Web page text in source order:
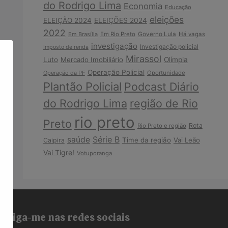
do Rodrigo Lima Economia Educação
ELEIÇÃO 2024 ELEIÇÕES 2024 eleições
2022 Em Brasília Em Rio Preto Governo Lula Há vagas
Imposto de renda investigação Investigação policial
Luto Mercado Imobiliário Mirassol Olímpia
Operação da PF Operação Policial Oportunidade
Plantão Policial Podcast Diário
do Rodrigo Lima região de Rio
Preto rio preto Rio Preto e região Rota
Caipira saúde Série B Time da região Vai Leão
Vai Tigre! Votuporanga
Siga-me nas redes sociais